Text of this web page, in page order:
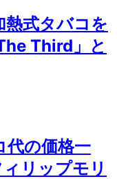
熱式タバコを
Third」と
代の価格一
リップモリ